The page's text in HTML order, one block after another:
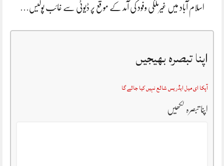
اسلام آباد میں غیرملکی وفود کی آمد کے موقع پر ڈیوٹی سے غائب پولیس…
اپنا تبصرہ بھیجیں
آپکا ای میل ایڈریس شائع نہیں کیا جائے گا
اپنا تبصرہ لکھیں